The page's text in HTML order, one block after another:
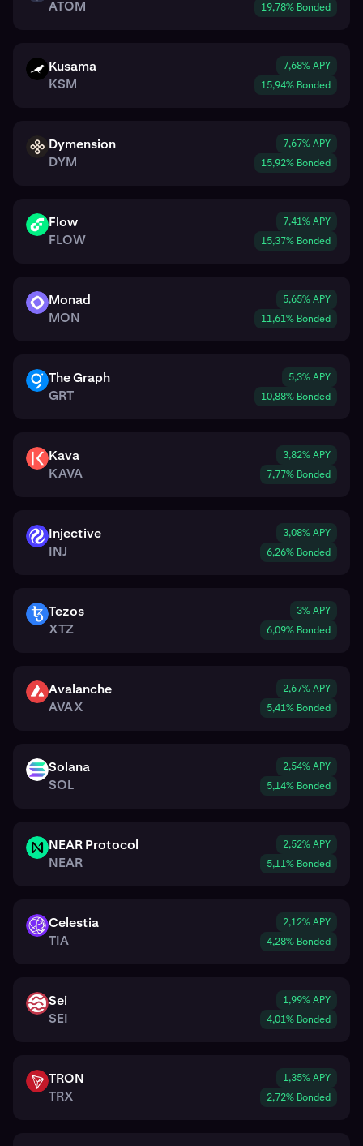
ATOM 19,78% Bonded
KSM
Kusama
KSM
7,68% APY
15,94% Bonded
DYM
Dymension
DYM
7,67% APY
15,92% Bonded
FLOW
Flow
FLOW
7,41% APY
15,37% Bonded
MON
Monad
MON
5,65% APY
11,61% Bonded
GRT
The Graph
GRT
5,3% APY
10,88% Bonded
KAVA
Kava
KAVA
3,82% APY
7,77% Bonded
INJ
Injective
INJ
3,08% APY
6,26% Bonded
XTZ
Tezos
XTZ
3% APY
6,09% Bonded
AVAX
Avalanche
AVAX
2,67% APY
5,41% Bonded
SOL
Solana
SOL
2,54% APY
5,14% Bonded
NEAR
NEAR Protocol
NEAR
2,52% APY
5,11% Bonded
TIA
Celestia
TIA
2,12% APY
4,28% Bonded
SEI
Sei
SEI
1,99% APY
4,01% Bonded
TRX
TRON
TRX
1,35% APY
2,72% Bonded